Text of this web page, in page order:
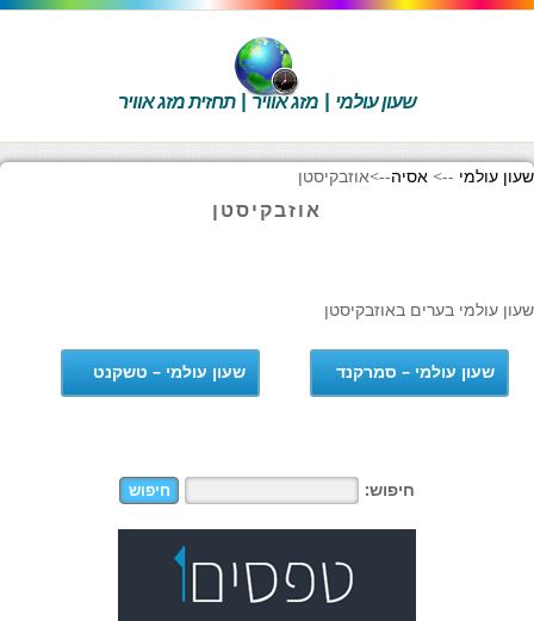
שעון עולמי | מזג אוויר | תחזית מזג אוויר
שעון עולמי --> אסיה-->אוזבקיסטן
אוזבקיסטן
שעון עולמי בערים באוזבקיסטן
שעון עולמי – סמרקנד שעון עולמי – טשקנט
חיפוש: